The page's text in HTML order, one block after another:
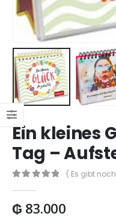
Ein kleines
Tag –
( Es gibt
₲ 83.000